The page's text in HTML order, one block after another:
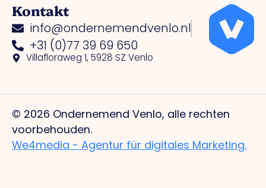
Kontakt
info@ondernemendvenlo.nl
+31 (0)77 39 69 650
Villafloraweg 1, 5928 SZ Venlo
© 2026 Ondernemend Venlo, alle rechten
voorbehouden.
We4media - Agentur für digitales Marketing.